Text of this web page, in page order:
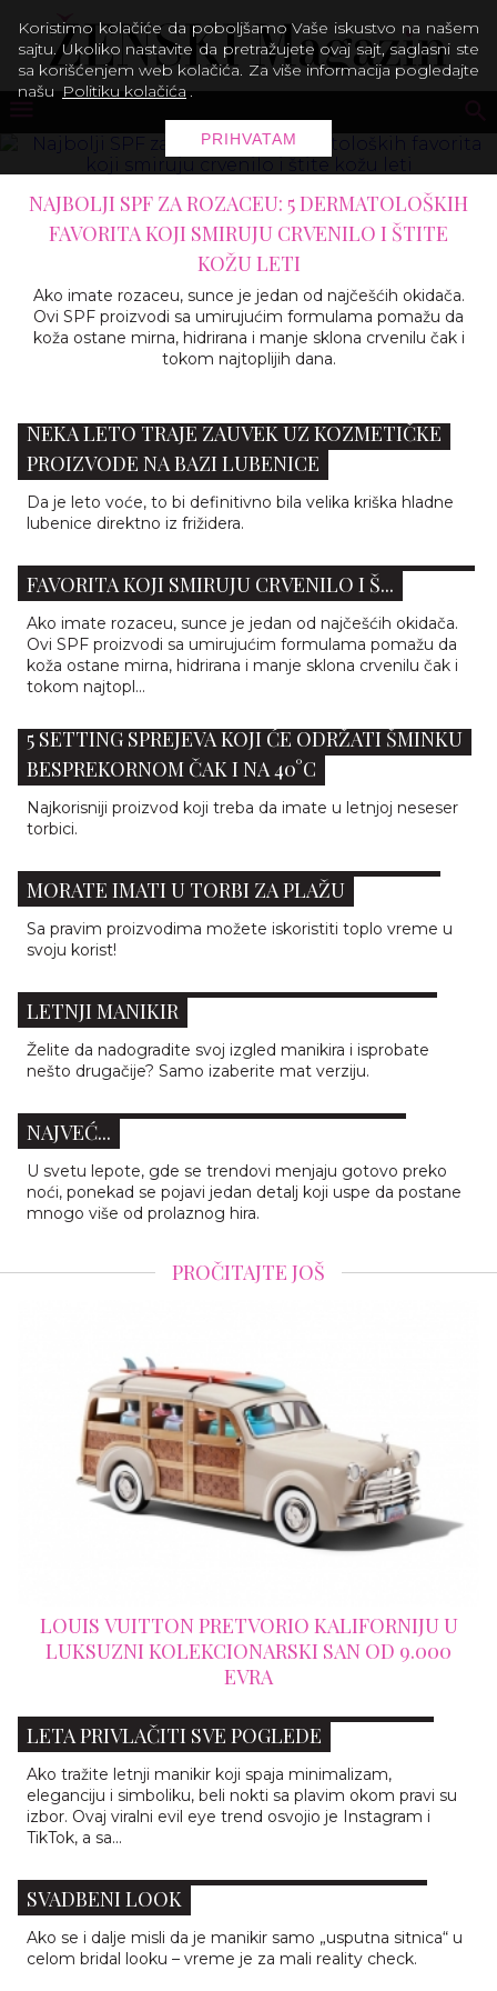
NAJBOLJI SPF ZA ROZACEU: 5 DERMATOLOŠKIH
FAVORITA KOJI SMIRUJU CRVENILO I ŠTITE
KOŽU LETI
Ako imate rozaceu, sunce je jedan od najčešćih okidača.
Ovi SPF proizvodi sa umirujućim formulama pomažu da
koža ostane mirna, hidrirana i manje sklona crvenilu čak i
tokom najtoplijih dana.
NEKA LETO TRAJE ZAUVEK UZ KOZMETIČKE
PROIZVODE NA BAZI LUBENICE
Da je leto voće, to bi definitivno bila velika kriška hladne
lubenice direktno iz frižidera.
FAVORITA KOJI SMIRUJU CRVENILO I Š...
Ako imate rozaceu, sunce je jedan od najčešćih okidača.
Ovi SPF proizvodi sa umirujućim formulama pomažu da
koža ostane mirna, hidrirana i manje sklona crvenilu čak i
tokom najtopl...
5 SETTING SPREJEVA KOJI ĆE ODRŽATI ŠMINKU
BESPREKORNOM ČAK I NA 40°C
Najkorisniji proizvod koji treba da imate u letnjoj neseser
torbici.
MORATE IMATI U TORBI ZA PLAŽU
Sa pravim proizvodima možete iskoristiti toplo vreme u
svoju korist!
LETNJI MANIKIR
Želite da nadogradite svoj izgled manikira i isprobate
nešto drugačije? Samo izaberite mat verziju.
OVI NOKTI IZGLEDAJU KAO LUKSUZ NA
NAJVEĆ...
U svetu lepote, gde se trendovi menjaju gotovo preko
noći, ponekad se pojavi jedan detalj koji uspe da postane
mnogo više od prolaznog hira.
PROČITAJTE JOŠ
U
OD 9.000
JAEGER-LECOULTRE PRVI PUT
MIRISA: TRI EKSKLUZIVNA
PRETVARAJU VREME U
LETA PRIVLAČITI SVE POGLEDE
Ako tražite letnji manikir koji spaja minimalizam,
eleganciju i simboliku, beli nokti sa plavim okom pravi su
izbor. Ovaj viralni evil eye trend osvojio je Instagram i
TikTok, a sa...
SVADBENI LOOK
Ako se i dalje misli da je manikir samo „usputna sitnica“ u
celom bridal looku – vreme je za mali reality check.
Koristimo kolačiće da poboljšamo Vaše iskustvo na našem
sajtu. Ukoliko nastavite da pretražujete ovaj sajt, saglasni ste
sa korišćenjem web kolačića. Za više informacija pogledajte
našu Politiku kolačića .
PRIHVATAM